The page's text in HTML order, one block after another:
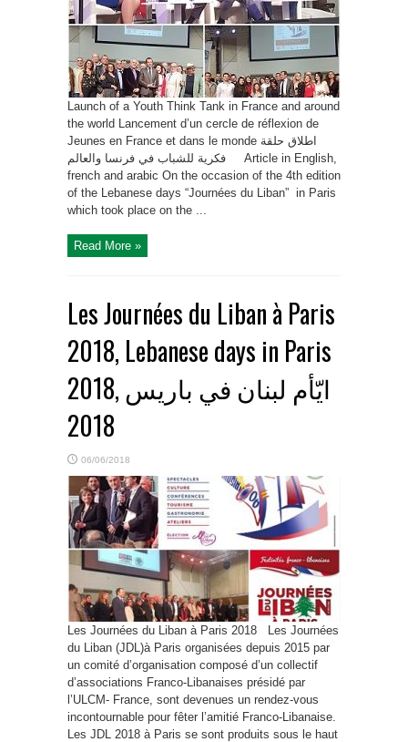
Launch of a Youth Think Tank in France and around
the world Lancement d’un cercle de réflexion de
Jeunes en France et dans le monde اطلاق حلقة
فكرية للشباب في فرنسا والعالم Article in English,
french and arabic On the occasion of the 4th edition
of the Lebanese days “Journées du Liban” in Paris
which took place on the ...
Read More »
Les Journées du Liban à Paris
2018, Lebanese days in Paris
2018, ايّأم لبنان في باريس
2018
06/06/2018
Les Journées du Liban à Paris 2018 Les Journées
du Liban (JDL)à Paris organisées depuis 2015 par
un comité d’organisation composé d’un collectif
d’associations Franco-Libanaises présidé par
l’ULCM- France, sont devenues un rendez-vous
incontournable pour fêter l’amitié Franco-Libanaise.
Les JDL 2018 à Paris se sont produits sous le haut